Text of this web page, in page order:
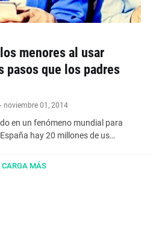
menores al usar
pasos que los padres
- noviembre 01, 2014
en un fenómeno mundial para
hay 20 millones de us…
CARGA MÁS